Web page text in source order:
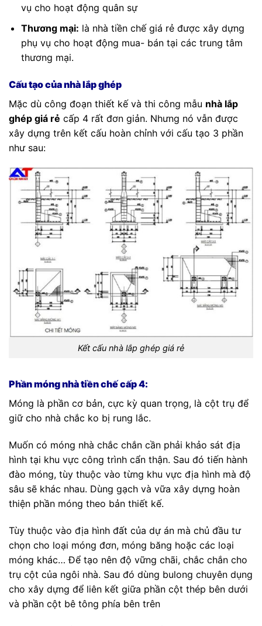
vụ cho hoạt động quân sự
Thương mại: là nhà tiền chế giá rẻ được xây dựng
phụ vụ cho hoạt động mua- bán tại các trung tâm
thương mại.
Cấu tạo của nhà lắp ghép
Mặc dù công đoạn thiết kế và thi công mẫu nhà lắp
ghép giá rẻ cấp 4 rất đơn giản. Nhưng nó vẫn được
xây dựng trên kết cấu hoàn chỉnh với cấu tạo 3 phần
như sau:
Kết cấu nhà lắp ghép giá rẻ
Phần móng nhà tiền chế cấp 4:
Móng là phần cơ bản, cực kỳ quan trọng, là cột trụ để
giữ cho nhà chắc ko bị rung lắc.
Muốn có móng nhà chắc chắn cần phải khảo sát địa
hình tại khu vực công trình cẩn thận. Sau đó tiến hành
đào móng, tùy thuộc vào từng khu vực địa hình mà độ
sâu sẽ khác nhau. Dùng gạch và vữa xây dựng hoàn
thiện phần móng theo bản thiết kế.
Tùy thuộc vào địa hình đất của dự án mà chủ đầu tư
chọn cho loại móng đơn, móng băng hoặc các loại
móng khác… Để tạo nên độ vững chãi, chắc chắn cho
trụ cột của ngôi nhà. Sau đó dùng bulong chuyên dụng
cho xây dựng để liên kết giữa phần cột thép bên dưới
và phần cột bê tông phía bên trên